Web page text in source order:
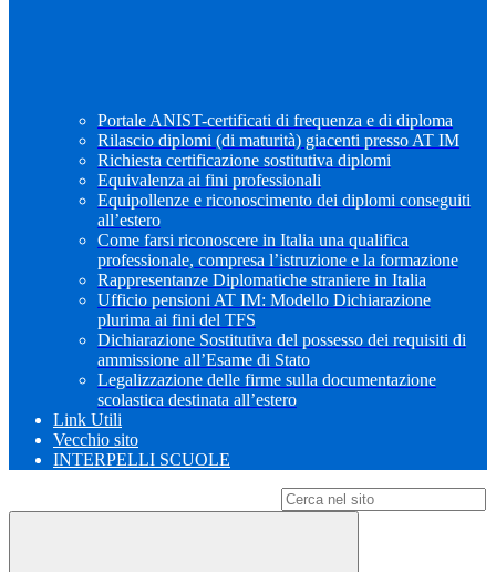
Portale ANIST-certificati di frequenza e di diploma
Rilascio diplomi (di maturità) giacenti presso AT IM
Richiesta certificazione sostitutiva diplomi
Equivalenza ai fini professionali
Equipollenze e riconoscimento dei diplomi conseguiti
all’estero
Come farsi riconoscere in Italia una qualifica
professionale, compresa l’istruzione e la formazione
Rappresentanze Diplomatiche straniere in Italia
Ufficio pensioni AT IM: Modello Dichiarazione
plurima ai fini del TFS
Dichiarazione Sostitutiva del possesso dei requisiti di
ammissione all’Esame di Stato
Legalizzazione delle firme sulla documentazione
scolastica destinata all’estero
Link Utili
Vecchio sito
INTERPELLI SCUOLE